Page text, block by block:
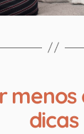
dicas